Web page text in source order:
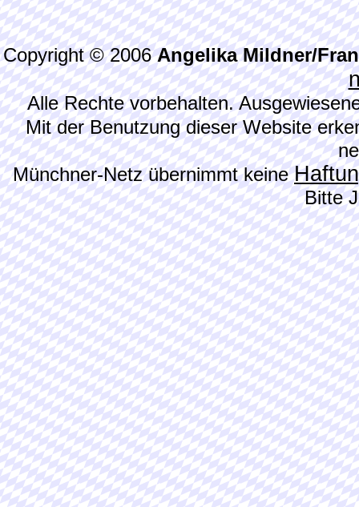
Copyright © 2006Angelika Mildner/
Alle Rechte vorbehalten.
Mit der Benutzung dieser Website
Münchner-Netz übernimmt keine
Bitte